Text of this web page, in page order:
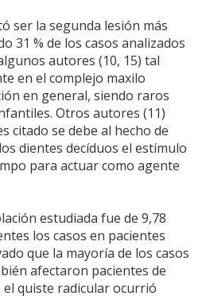
ser la segunda lesión más
31 % de los casos analizados
autores (10, 15) tal
en el complejo maxilo
en general, siendo raros
Otros autores (11)
citado se debe al hecho de
dientes decíduos el estímulo
para actuar como agente
estudiada fue de 9,78
los casos en pacientes
que la mayoría de los casos
afectaron pacientes de
quiste radicular ocurrió